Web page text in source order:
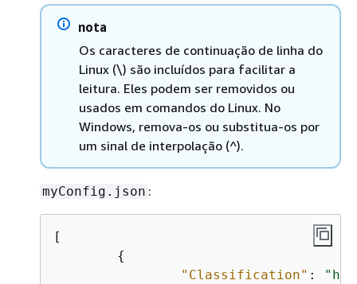
nota
Os caracteres de continuação de linha do
Linux (\) são incluídos para facilitar a
leitura. Eles podem ser removidos ou
usados ​​em comandos do Linux. No
Windows, remova-os ou substitua-os por
um sinal de interpolação (^).
myConfig.json :
[
{
"Classification" :